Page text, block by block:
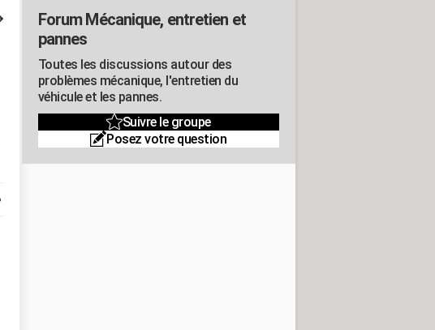
Forum Mécanique, entretien et
pannes
Toutes les discussions autour des
problèmes mécanique, l'entretien du
véhicule et les pannes.
Suivre le groupe
Posez votre question